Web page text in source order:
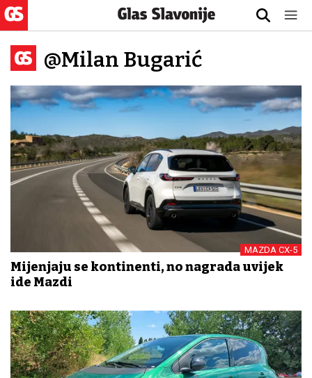
@Milan Bugarić
MAZDA CX-5
Mijenjaju se kontinenti, no nagrada uvijek
ide Mazdi